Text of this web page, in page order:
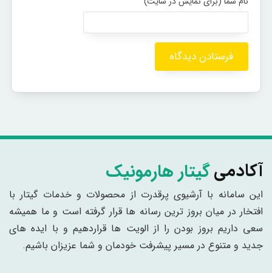
آکادمیگیتار هارمونیک
این سامانه با آرشیوی پرقدرت از محصولات و خدمات گیتار با
افتخار در میان بروز ترین رسانه ها قرار گرفته است و ما همیشه
سعی داریم بروز بودن را از الویت ها قراردهیم و با ایده های
جدید و متنوع در مسیر پیشرفت خودمان و شما عزیزان باشیم.